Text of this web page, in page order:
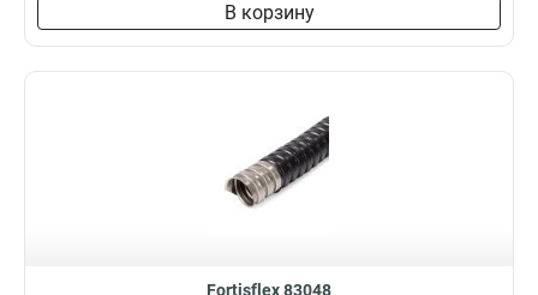
В корзину
Fortisflex 83048